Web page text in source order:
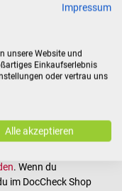
begünstigt und die
werden.
ist die aktive
sind die
enorm.
aufweisen. Je
anders
. Wenn du
im DocCheck Shop
Impressum
unsere Website und
Einkaufserlebnis
oder vertrau uns
Alle akzeptieren